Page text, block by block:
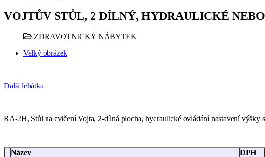
VOJTŮV STŮL, 2 DÍLNÝ, HYDRAULICKÉ
ZDRAVOTNICKÝ NÁBYTEK
Velký obrázek
Další lehátka
RA-2H, Stůl na cvičení Vojta, 2-dílná plocha, hydraulické ovládání nastavení výšky
Název DPH